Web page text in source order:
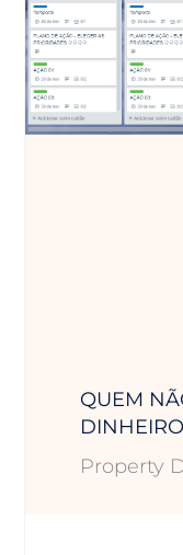
QUEM
Property